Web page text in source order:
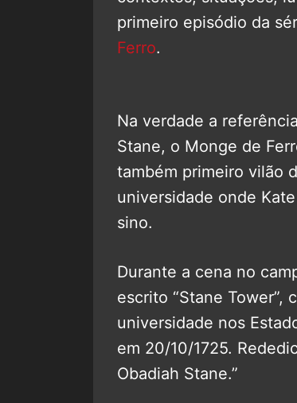
primeiro episódio da
Ferro.
Na verdade a
Stane, o Monge de
também primeiro vilão
universidade onde
sino.
Durante a cena no
escrito “Stane Tower”,
universidade nos
em 20/10/1725.
Obadiah Stane.”